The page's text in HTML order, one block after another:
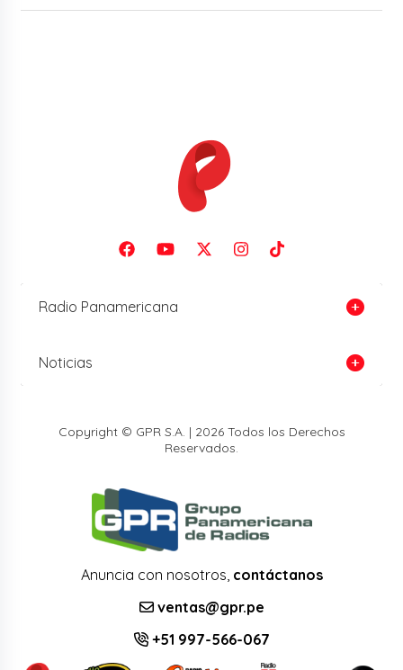
Radio Panamericana
Noticias
Copyright © GPR S.A. | 2026 Todos los Derechos
Reservados.
Anuncia con nosotros, contáctanos
ventas@gpr.pe
+51 997-566-067